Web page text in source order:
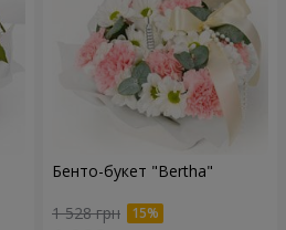
Бенто-букет "Bertha"
1 528 грн